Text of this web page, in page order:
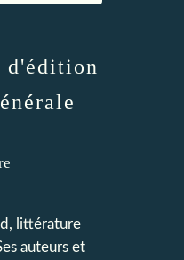
d'édition
littérature
auteurs et